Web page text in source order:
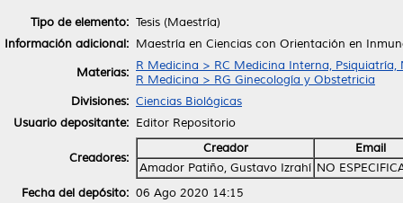
Tipo de elemento: Tesis (Maestría)
Información adicional: Maestría en Ciencias con Orientación en
Materias: R Medicina > RC Medicina Interna, Psiquiatría,
R Medicina > RG Ginecología y Obstetricia
Divisiones: Ciencias Biológicas
Usuario depositante: Editor Repositorio
Creadores:
Creador
Email
Amador Patiño, Gustavo Izrahí NO
Fecha del depósito: 06 Ago 2020 14:15